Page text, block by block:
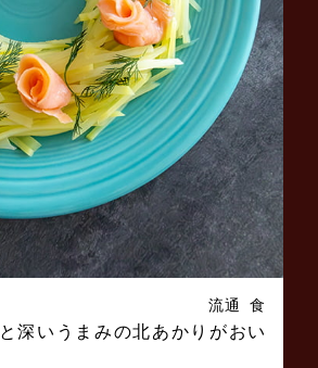
流通 食
深いうまみの北あかりがおい